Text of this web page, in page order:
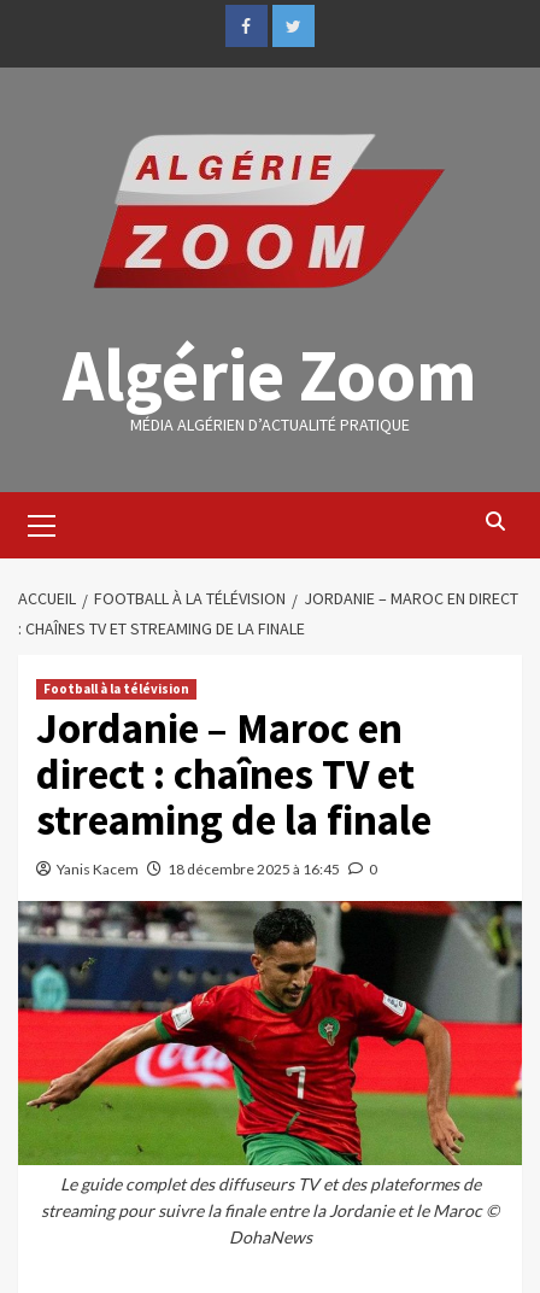
Algérie Zoom
MÉDIA ALGÉRIEN D’ACTUALITÉ PRATIQUE
ACCUEIL FOOTBALL À LA TÉLÉVISION
JORDANIE – MAROC EN DIRECT
: CHAÎNES TV ET STREAMING DE LA FINALE
Football à la télévision
Jordanie – Maroc en
direct : chaînes TV et
streaming de la finale
Yanis Kacem 18 décembre 2025 à 16:45 0
Le guide complet des diffuseurs TV et des plateformes de
streaming pour suivre la finale entre la Jordanie et le Maroc ©
DohaNews